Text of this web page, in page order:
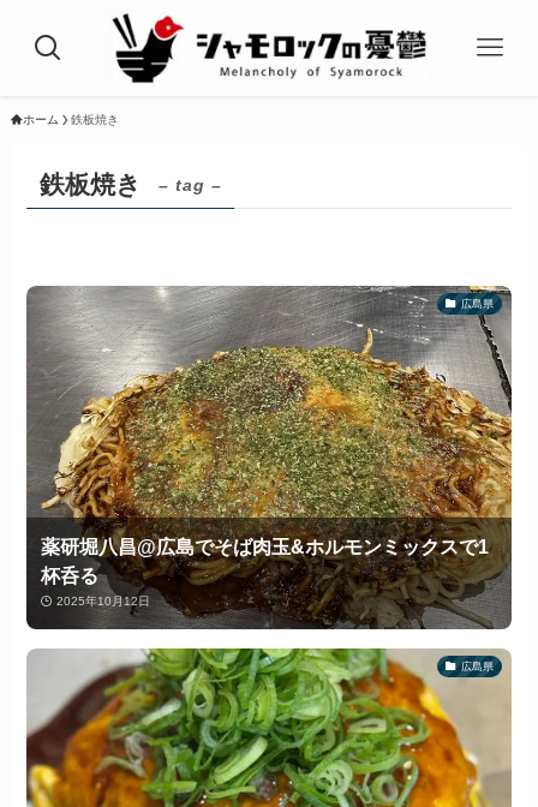
ホーム 鉄板焼き
鉄板焼き – tag –
広島県
薬研堀八昌@広島でそば肉玉&ホルモンミックスで1
杯呑る
2025年10月12日
広島県